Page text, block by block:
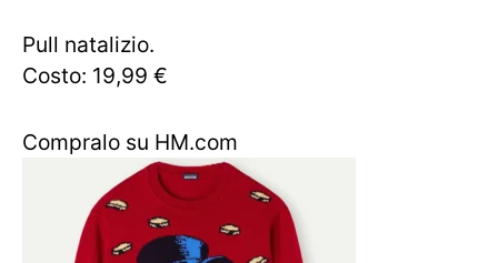
Pull natalizio.
Costo: 19,99 €
Compralo su HM.com